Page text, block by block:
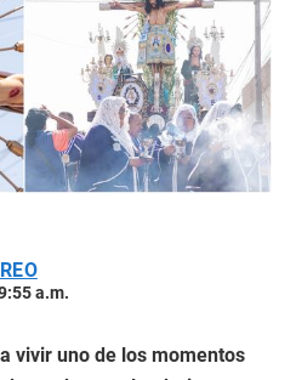
a.m.
vivir uno de los momentos